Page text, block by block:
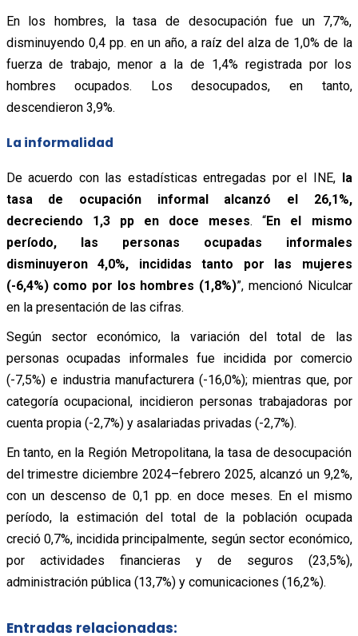
En los hombres, la tasa de desocupación fue un 7,7%,
disminuyendo 0,4 pp. en un año, a raíz del alza de 1,0% de la
fuerza de trabajo, menor a la de 1,4% registrada por los
hombres ocupados. Los desocupados, en tanto,
descendieron 3,9%.
La informalidad
De acuerdo con las estadísticas entregadas por el INE, la
tasa de ocupación informal alcanzó el 26,1%,
decreciendo 1,3 pp en doce meses. “En el mismo
período, las personas ocupadas informales
disminuyeron 4,0%, incididas tanto por las mujeres
(-6,4%) como por los hombres (1,8%)”, mencionó Niculcar
en la presentación de las cifras.
Según sector económico, la variación del total de las
personas ocupadas informales fue incidida por comercio
(-7,5%) e industria manufacturera (-16,0%); mientras que, por
categoría ocupacional, incidieron personas trabajadoras por
cuenta propia (-2,7%) y asalariadas privadas (-2,7%).
En tanto, en la Región Metropolitana, la tasa de desocupación
del trimestre diciembre 2024–febrero 2025, alcanzó un 9,2%,
con un descenso de 0,1 pp. en doce meses. En el mismo
período, la estimación del total de la población ocupada
creció 0,7%, incidida principalmente, según sector económico,
por actividades financieras y de seguros (23,5%),
administración pública (13,7%) y comunicaciones (16,2%).
Entradas relacionadas: